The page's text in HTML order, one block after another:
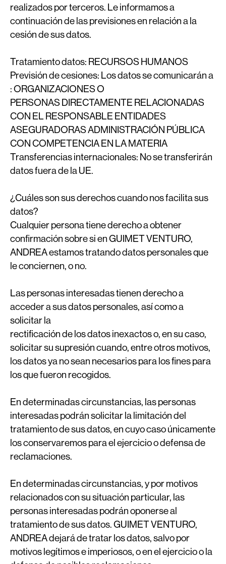
realizados por terceros. Le informamos a
continuación de las previsiones en relación a la
cesión de sus datos.
Tratamiento datos: RECURSOS HUMANOS
Previsión de cesiones: Los datos se comunicarán a
: ORGANIZACIONES O
PERSONAS DIRECTAMENTE RELACIONADAS
CON EL RESPONSABLE ENTIDADES
ASEGURADORAS ADMINISTRACIÓN PÚBLICA
CON COMPETENCIA EN LA MATERIA
Transferencias internacionales: No se transferirán
datos fuera de la UE.
¿Cuáles son sus derechos cuando nos facilita sus
datos?
Cualquier persona tiene derecho a obtener
confirmación sobre si en GUIMET VENTURO,
ANDREA estamos tratando datos personales que
le conciernen, o no.
Las personas interesadas tienen derecho a
acceder a sus datos personales, así como a
solicitar la
rectificación de los datos inexactos o, en su caso,
solicitar su supresión cuando, entre otros motivos,
los datos ya no sean necesarios para los fines para
los que fueron recogidos.
En determinadas circunstancias, las personas
interesadas podrán solicitar la limitación del
tratamiento de sus datos, en cuyo caso únicamente
los conservaremos para el ejercicio o defensa de
reclamaciones.
En determinadas circunstancias, y por motivos
relacionados con su situación particular, las
personas interesadas podrán oponerse al
tratamiento de sus datos. GUIMET VENTURO,
ANDREA dejará de tratar los datos, salvo por
motivos legítimos e imperiosos, o en el ejercicio o la